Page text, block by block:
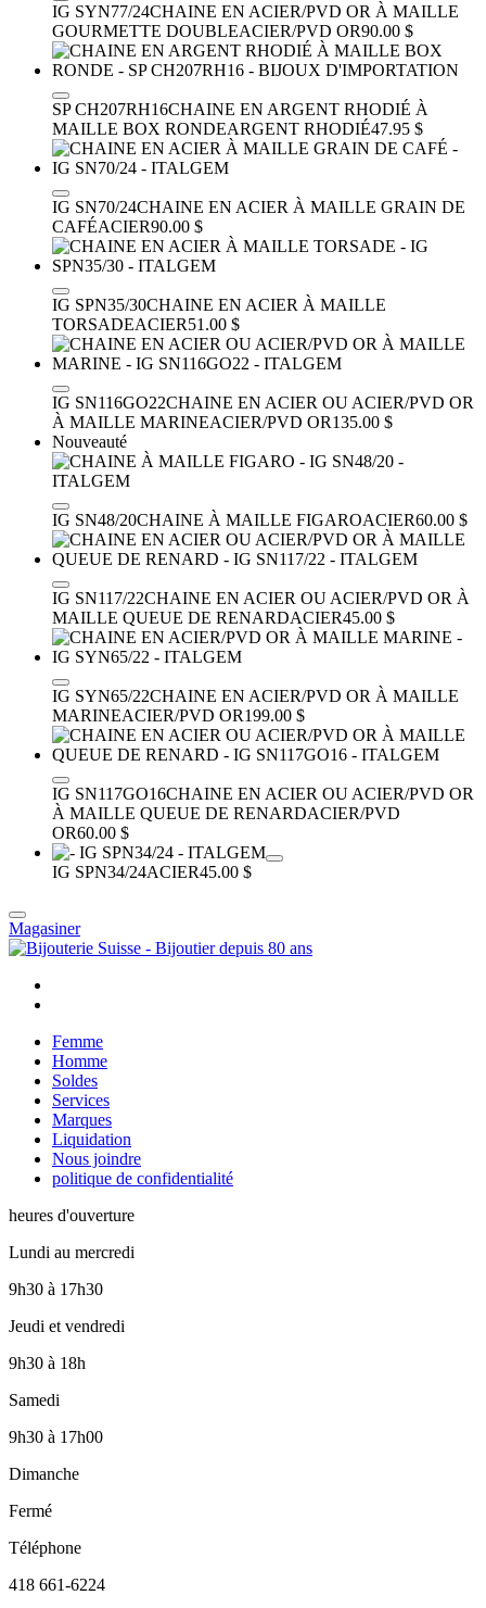
IG SYN77/24CHAINE EN ACIER/PVD OR À MAILLE
GOURMETTE DOUBLEACIER/PVD OR90.00 $
SP CH207RH16CHAINE EN ARGENT RHODIÉ À
MAILLE BOX RONDEARGENT RHODIÉ47.95 $
IG SN70/24CHAINE EN ACIER À MAILLE GRAIN DE
CAFÉACIER90.00 $
IG SPN35/30CHAINE EN ACIER À MAILLE
TORSADEACIER51.00 $
IG SN116GO22CHAINE EN ACIER OU ACIER/PVD OR
À MAILLE MARINEACIER/PVD OR135.00 $
Nouveauté
IG SN48/20CHAINE À MAILLE FIGAROACIER60.00 $
IG SN117/22CHAINE EN ACIER OU ACIER/PVD OR À
MAILLE QUEUE DE RENARDACIER45.00 $
IG SYN65/22CHAINE EN ACIER/PVD OR À MAILLE
MARINEACIER/PVD OR199.00 $
IG SN117GO16CHAINE EN ACIER OU ACIER/PVD OR
À MAILLE QUEUE DE RENARDACIER/PVD
OR60.00 $
IG SPN34/24ACIER45.00 $
Magasiner
Femme
Homme
Soldes
Services
Marques
Liquidation
Nous joindre
politique de confidentialité
heures d'ouverture
Lundi au mercredi
9h30 à 17h30
Jeudi et vendredi
9h30 à 18h
Samedi
9h30 à 17h00
Dimanche
Fermé
Téléphone
418 661-6224